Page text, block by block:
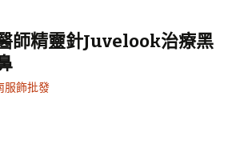
鍵
字:
師精靈針Juvelook治療黑
服飾批發